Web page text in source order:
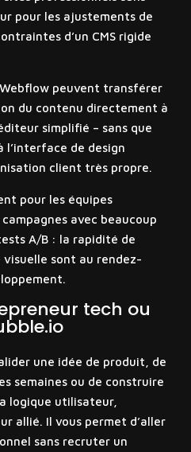
pour les ajustements de
d’un CMS rigide
peuvent transférer
du contenu directement à
simplifié – sans que
l’interface de design
client très propre.
pour les équipes
avec beaucoup
A/B : la rapidité de
sont au rendez-
tech ou
une idée de produit, de
semaines ou de construire
logique utilisateur,
allié. Il vous permet d’aller
sans recruter un